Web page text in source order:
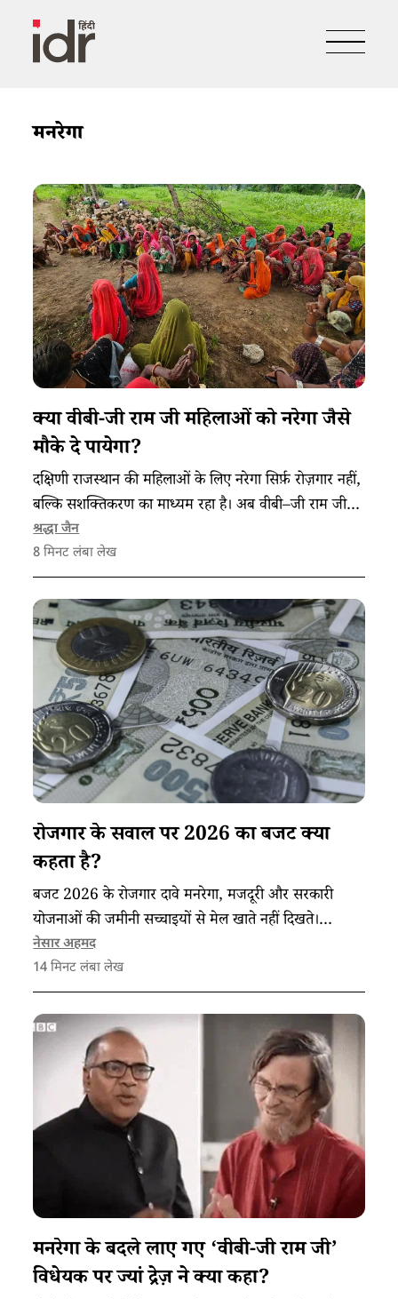
मनरेगा
क्या वीबी-जी राम जी महिलाओं को नरेगा जैसे
मौके दे पायेगा?
दक्षिणी राजस्थान की महिलाओं के लिए नरेगा सिर्फ़ रोज़गार नहीं,
बल्कि सशक्तिकरण का माध्यम रहा है। अब वीबी–जी राम जी
को लेकर उनका सवाल है कि क्या ये उन्हें नरेगा जैसे अवसर दे
पाएगा?
श्रद्धा जैन
8 मिनट लंबा लेख
रोजगार के सवाल पर 2026 का बजट क्या
कहता है?
बजट 2026 के रोजगार दावे मनरेगा, मजदूरी और सरकारी
योजनाओं की जमीनी सच्चाइयों से मेल खाते नहीं दिखते।
असंगठित श्रमिकों के हालात दर्शाते हैं कि कौशल विकास के
बावजूद स्थायी रोजगार अब भी एक दूर का लक्ष्य है।
नेसार अहमद
14 मिनट लंबा लेख
मनरेगा के बदले लाए गए ‘वीबी-जी राम जी’
विधेयक पर ज्यां द्रेज़ ने क्या कहा?